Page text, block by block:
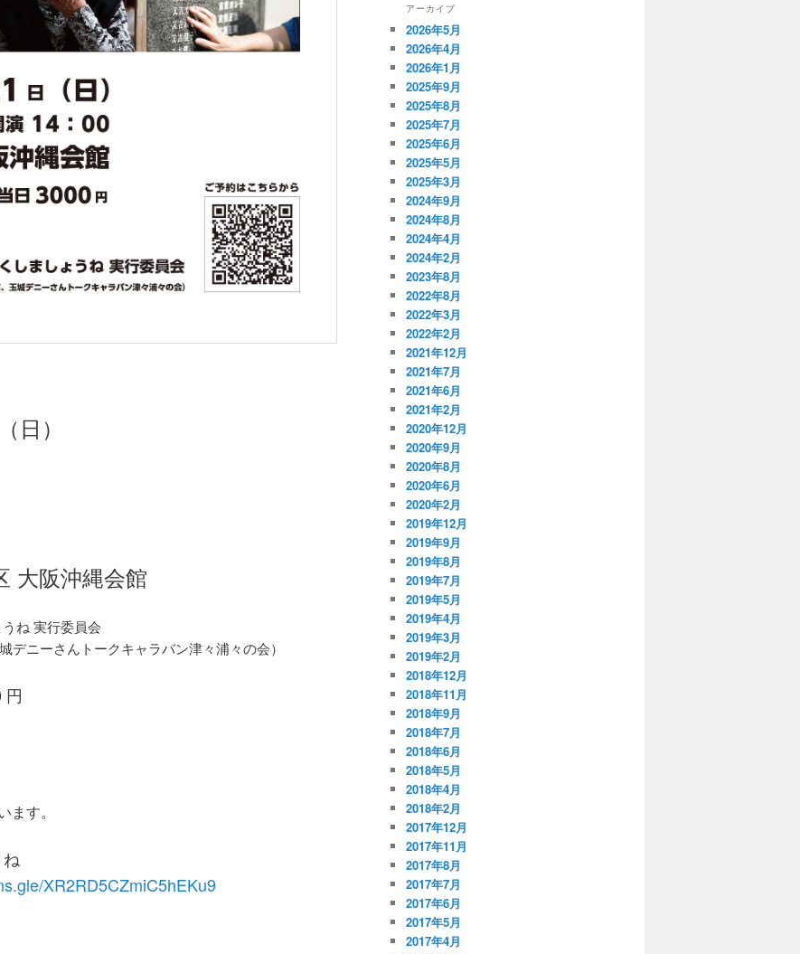
日）
大阪沖縄会館
ね 実行委員会
デニーさんトークキャラバン津々浦々の会）
円
す。
XR2RD5CZmiC5hEKu9
アーカイブ
2026年5月
2026年4月
2026年1月
2025年9月
2025年8月
2025年7月
2025年6月
2025年5月
2025年3月
2024年9月
2024年8月
2024年4月
2024年2月
2023年8月
2022年8月
2022年3月
2022年2月
2021年12月
2021年7月
2021年6月
2021年2月
2020年12月
2020年9月
2020年8月
2020年6月
2020年2月
2019年12月
2019年9月
2019年8月
2019年7月
2019年5月
2019年4月
2019年3月
2019年2月
2018年12月
2018年11月
2018年9月
2018年7月
2018年6月
2018年5月
2018年4月
2018年2月
2017年12月
2017年11月
2017年8月
2017年7月
2017年6月
2017年5月
2017年4月